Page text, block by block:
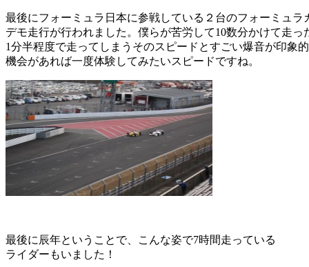
最後にフォーミュラ日本に参戦している２台のフォーミュラ
デモ走行が行われました。僕らが苦労して10数分かけて走っ
1分半程度で走ってしまうそのスピードとすごい爆音が印象的
機会があれば一度体験してみたいスピードですね。
最後に辰年ということで、こんな姿で7時間走っている
ライダーもいました！